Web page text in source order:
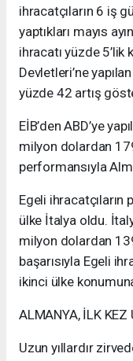
ihracatçıların 6 iş
yaptıkları mayıs
ihracatı yüzde 5’lik
Devletleri’ne
yüzde 42 artış
EİB’den ABD’ye
milyon dolardan
performansıyla
Egeli ihracatçıların
ülke İtalya oldu.
milyon dolardan
başarısıyla Egeli
ikinci ülke
ALMANYA, İLK KEZ
Uzun yıllardır